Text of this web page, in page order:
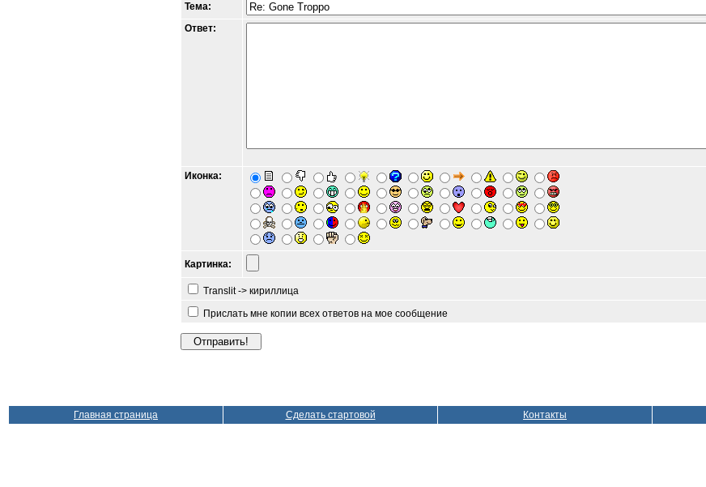
Тема:
Ответ:
Иконка:
Картинка:
Translit -> кириллица
Прислать мне копии всех ответов на мое сообщение
Главная страница Сделать стартовой Контакты